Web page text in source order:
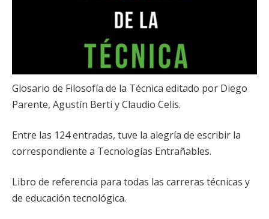
Glosario de Filosofía de la Técnica editado por Diego
Parente, Agustín Berti y Claudio Celis.
Entre las 124 entradas, tuve la alegría de escribir la
correspondiente a Tecnologías Entrañables.
Libro de referencia para todas las carreras técnicas y
de educación tecnológica.